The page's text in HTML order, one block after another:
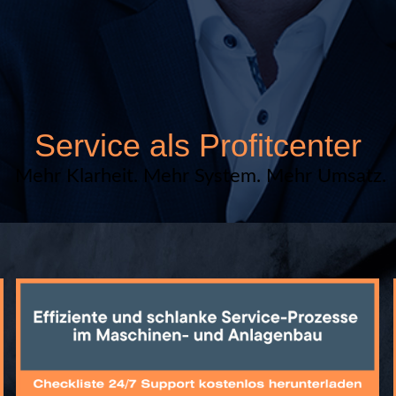
Service als Profitcenter
Mehr Klarheit. Mehr System. Mehr Umsatz.